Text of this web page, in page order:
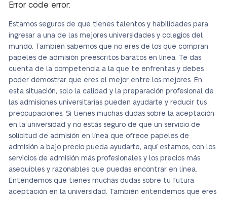
Error code error:
Estamos seguros de que tienes talentos y habilidades para
ingresar a una de las mejores universidades y colegios del
mundo. También sabemos que no eres de los que compran
papeles de admisión preescritos baratos en línea. Te das
cuenta de la competencia a la que te enfrentas y debes
poder demostrar que eres el mejor entre los mejores. En
esta situación, solo la calidad y la preparación profesional de
las admisiones universitarias pueden ayudarte y reducir tus
preocupaciones. Si tienes muchas dudas sobre la aceptación
en la universidad y no estás seguro de que un servicio de
solicitud de admisión en línea que ofrece papeles de
admisión a bajo precio pueda ayudarte, aquí estamos, con los
servicios de admisión más profesionales y los precios más
asequibles y razonables que puedas encontrar en línea.
Entendemos que tienes muchas dudas sobre tu futura
aceptación en la universidad. También entendemos que eres